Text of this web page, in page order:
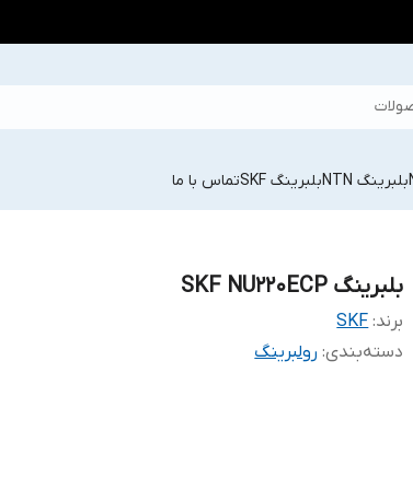
بلبرینگ NTN بلبرینگ SKF تماس با ما
بلبرینگ SKF NU220ECP
برند: SKF
دسته‌بندی: رولبرینگ